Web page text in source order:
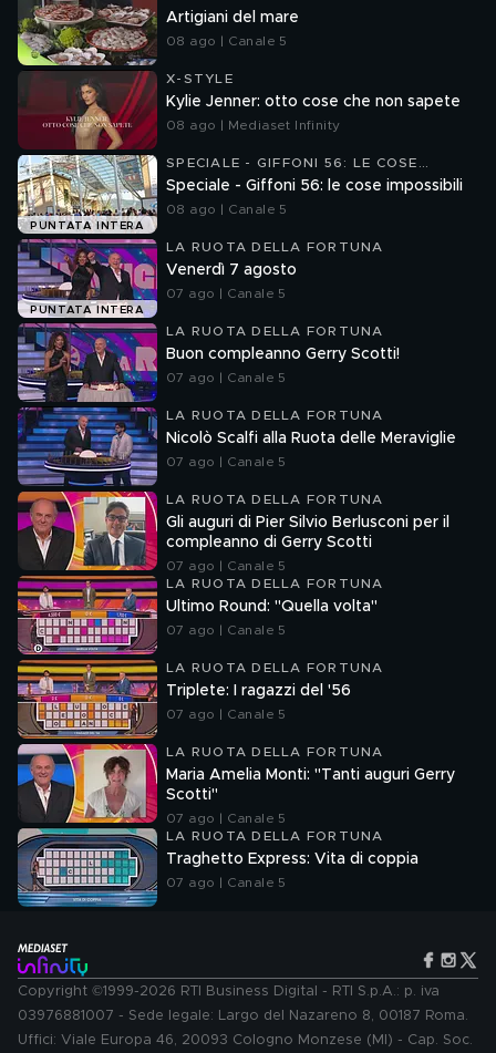
Artigiani del mare
08 ago | Canale 5
X-STYLE
Kylie Jenner: otto cose che non sapete
08 ago | Mediaset Infinity
PUNTATA INTERA
SPECIALE - GIFFONI 56: LE COSE
IMPOSSIBILI
Speciale - Giffoni 56: le cose impossibili
08 ago | Canale 5
PUNTATA INTERA
LA RUOTA DELLA FORTUNA
Venerdì 7 agosto
07 ago | Canale 5
LA RUOTA DELLA FORTUNA
Buon compleanno Gerry Scotti!
07 ago | Canale 5
LA RUOTA DELLA FORTUNA
Nicolò Scalfi alla Ruota delle Meraviglie
07 ago | Canale 5
LA RUOTA DELLA FORTUNA
Gli auguri di Pier Silvio Berlusconi per il
compleanno di Gerry Scotti
07 ago | Canale 5
LA RUOTA DELLA FORTUNA
Ultimo Round: "Quella volta"
07 ago | Canale 5
LA RUOTA DELLA FORTUNA
Triplete: I ragazzi del '56
07 ago | Canale 5
LA RUOTA DELLA FORTUNA
Maria Amelia Monti: "Tanti auguri Gerry
Scotti"
07 ago | Canale 5
LA RUOTA DELLA FORTUNA
Traghetto Express: Vita di coppia
07 ago | Canale 5
Copyright ©1999-2026 RTI Business Digital - RTI S.p.A.: p. iva
03976881007 - Sede legale: Largo del Nazareno 8, 00187 Roma.
Uffici: Viale Europa 46, 20093 Cologno Monzese (MI) - Cap. Soc.